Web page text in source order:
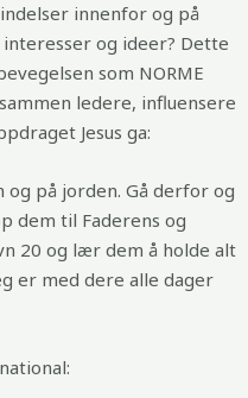
innenfor og på
og ideer? Dette
som NORME
ledere, influensere
Jesus ga:
og på jorden. Gå derfor og
dem til Faderens og
20 og lær dem å holde alt
er med dere alle dager